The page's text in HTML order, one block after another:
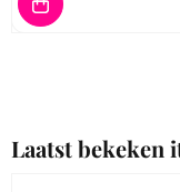
Laatst bekeken